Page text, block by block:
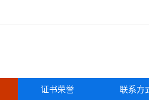
证书荣誉 联系方